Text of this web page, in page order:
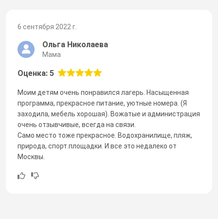
6 сентября 2022 г.
Ольга Николаева
Мама
Оценка: 5
Моим детям очень понравился лагерь. Насыщенная
программа, прекрасное питание, уютные номера. (Я
заходила, мебель хорошая). Вожатые и администрация
очень отзывчивые, всегда на связи.
Само место тоже прекрасное. Водохранилище, пляж,
природа, спорт.площадки. И все это недалеко от
Москвы.